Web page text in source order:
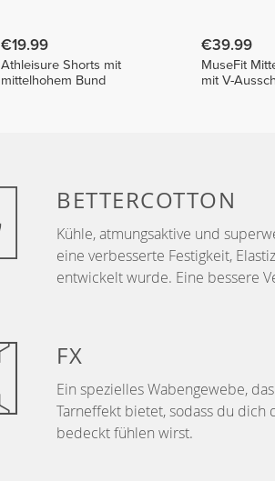
€19.99
Athleisure Shorts mit
mittelhohem Bund
€39.99
MuseFit
mit V-
BETTERCOTTON
Kühle, atmungsaktive und
eine verbesserte Festigkeit,
entwickelt wurde. Eine bessere
FX
Ein spezielles Wabengewebe,
Tarneffekt bietet, sodass du dich
bedeckt fühlen wirst.